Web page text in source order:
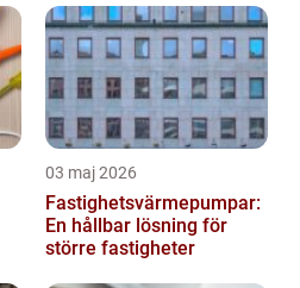
03 maj 2026
Fastighetsvärmepumpar:
En hållbar lösning för
större fastigheter